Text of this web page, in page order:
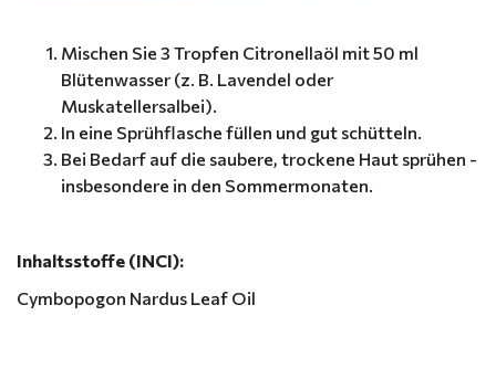
Mischen Sie 3 Tropfen Citronellaöl mit 50 ml
Blütenwasser (z. B. Lavendel oder
Muskatellersalbei).
In eine Sprühflasche füllen und gut schütteln.
Bei Bedarf auf die saubere, trockene Haut sprühen -
insbesondere in den Sommermonaten.
Inhaltsstoffe (INCI):
Cymbopogon Nardus Leaf Oil